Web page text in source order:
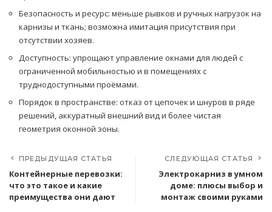
Безопасность и ресурс: меньше рывков и ручных нагрузок на
карнизы и ткань; возможна имитация присутствия при
отсутствии хозяев.
Доступность: упрощают управление окнами для людей с
ограниченной мобильностью и в помещениях с
труднодоступными проёмами.
Порядок в пространстве: отказ от цепочек и шнуров в ряде
решений, аккуратный внешний вид и более чистая
геометрия оконной зоны.
ПРЕДЫДУЩАЯ СТАТЬЯ
Контейнерные перевозки:
что это такое и какие
преимущества они дают
СЛЕДУЮЩАЯ СТАТЬЯ
Электрокарниз в умном
доме: плюсы выбор и
монтаж своими руками